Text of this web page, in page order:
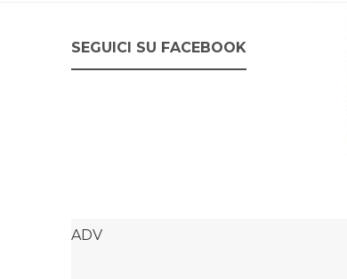
SEGUICI SU FACEBOOK